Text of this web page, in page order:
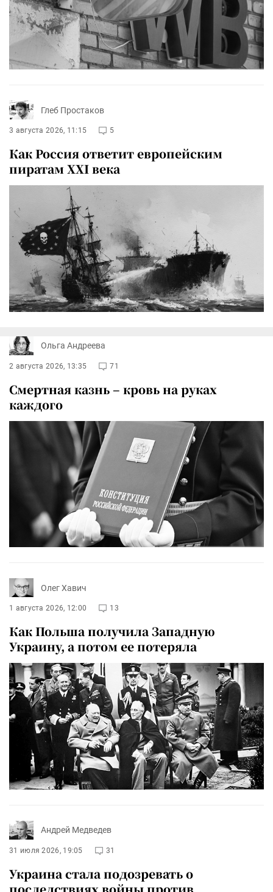
Глеб Простаков
3 августа 2026, 11:15 5
Как Россия ответит европейским
пиратам XXI века
Ольга Андреева
2 августа 2026, 13:35 71
Смертная казнь – кровь на руках
каждого
Олег Хавич
1 августа 2026, 12:00 13
Как Польша получила Западную
Украину, а потом ее потеряла
Андрей Медведев
31 июля 2026, 19:05 31
Украина стала подозревать о
последствиях войны против